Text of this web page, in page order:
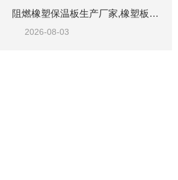
阻燃橡塑保温板生产厂家,橡塑板优质工厂
2026-08-03